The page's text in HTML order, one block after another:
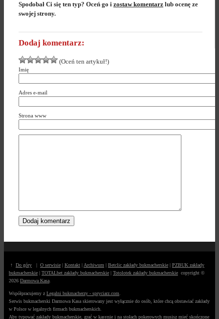
Spodobał Ci się ten typ? Oceń go i zostaw komentarz lub ocenę ze
swojej strony.
Dodaj komentarz:
(Oceń ten artykuł!)
Imię
Adres e-mail
Strona www
↑ Do góry | O serwisie | Kontakt | Archiwum | Betclic zakłady bukmacherskie | PZBUK zakłady
bukmacherskie | TOTALbet zakłady bukmacherskie | Totolotek zakłady bukmacherskie copyright ©
2026 Darmowa Kasa
Współpracujemy z Legalni bukmacherzy - spryciarz.com
Serwis bukmacherski Darmowa Kasa skierowany jest wyłącznie do osób, które chcą obstawiać zakłady
w Polsce w legalnych firmach bukmacherskich.
Aby typować zakłady bukmacherskie, grać w kasynie i na stołach pokerowych musisz mieć skończone